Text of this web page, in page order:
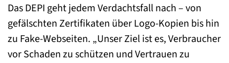
Das DEPI geht jedem Verdachtsfall nach – von
gefälschten Zertifikaten über Logo-Kopien bis hin
zu Fake-Webseiten. „Unser Ziel ist es, Verbraucher
vor Schaden zu schützen und Vertrauen zu